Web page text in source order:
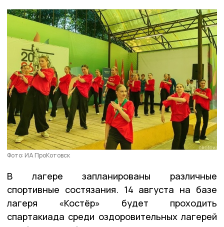
Фото: ИА ПроКотовск
В лагере запланированы различные
спортивные состязания. 14 августа на базе
лагеря «Костёр» будет проходить
спартакиада среди оздоровительных лагерей